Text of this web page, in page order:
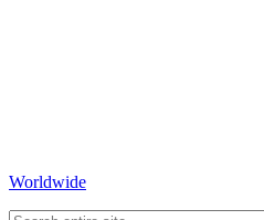
Worldwide